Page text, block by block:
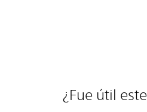
¿Fue útil